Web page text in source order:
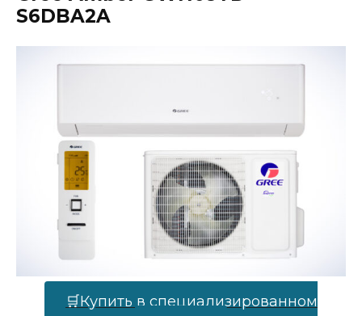
S6DBA2A
🛒Купить в специализированном